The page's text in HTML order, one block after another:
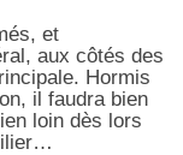
et
aux côtés des
Hormis
il faudra bien
loin dès lors